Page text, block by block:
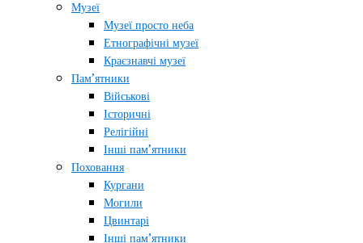
Музеї
Музеї просто неба
Етнографічні музеї
Краєзнавчі музеї
Пам’ятники
Військові
Історичні
Релігійні
Інші пам’ятники
Поховання
Кургани
Могили
Цвинтарі
Інші пам’ятники